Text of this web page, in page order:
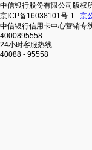
中信银行股份有限公司版权
京ICP备16038101号-1
京
中信银行信用卡中心营销专
4000895558
24小时客服热线
40088 - 95558